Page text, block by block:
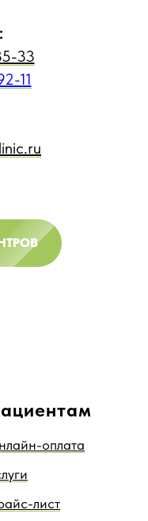
33
11
оплата
лист